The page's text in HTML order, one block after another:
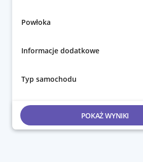
Powłoka
Informacje dodatkowe
Typ samochodu
POKAŻ WYNIKI